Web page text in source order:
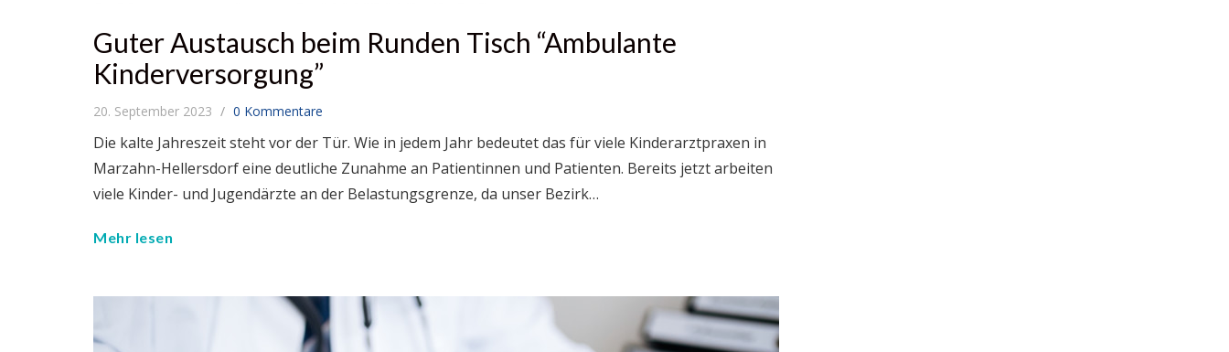
Guter Austausch beim Runden Tisch “Ambulante
Kinderversorgung”
20. September 2023 0 Kommentare
Die kalte Jahreszeit steht vor der Tür. Wie in jedem Jahr bedeutet das für viele Kinderarztpraxen in
Marzahn-Hellersdorf eine deutliche Zunahme an Patientinnen und Patienten. Bereits jetzt arbeiten
viele Kinder- und Jugendärzte an der Belastungsgrenze, da unser Bezirk…
Mehr lesen